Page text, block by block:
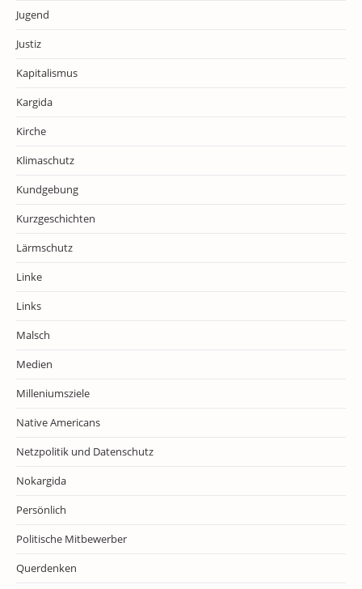
Jugend
Justiz
Kapitalismus
Kargida
Kirche
Klimaschutz
Kundgebung
Kurzgeschichten
Lärmschutz
Linke
Links
Malsch
Medien
Milleniumsziele
Native Americans
Netzpolitik und Datenschutz
Nokargida
Persönlich
Politische Mitbewerber
Querdenken